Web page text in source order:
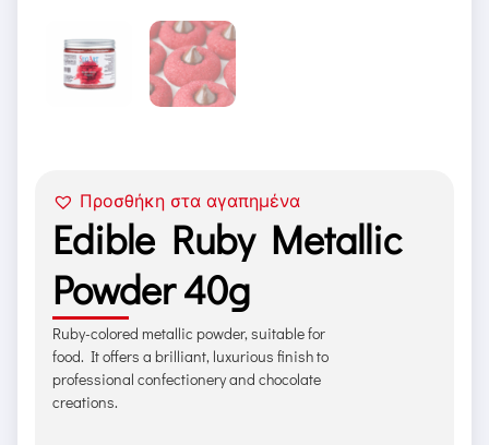
Προσθήκη στα αγαπημένα
Edible Ruby Metallic
Powder 40g
Ruby-colored metallic powder, suitable for
food. It offers a brilliant, luxurious finish to
professional confectionery and chocolate
creations.